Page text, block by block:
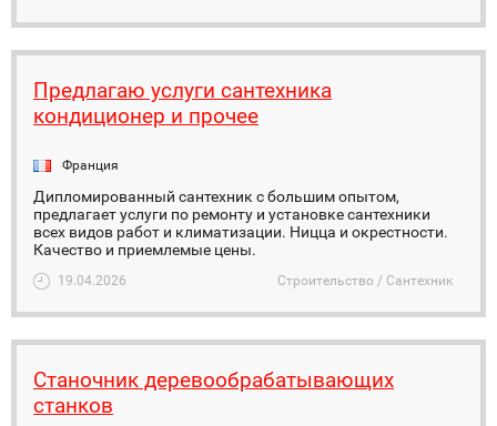
Предлагаю услуги сантехника
кондиционер и прочее
Франция
Дипломированный сантехник с большим опытом,
предлагает услуги по ремонту и установке сантехники
всех видов работ и климатизации. Ницца и окрестности.
Качество и приемлемые цены.
19.04.2026 Строительство / Сантехник
Станочник деревообрабатывающих
станков